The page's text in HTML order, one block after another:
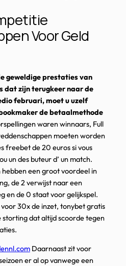
Voor Geld
geweldige prestaties van
dat zijn terugkeer naar de
februari, moet u uzelf
de betaalmethode
waren winnaars, Full
moeten worden
freebet de 20 euros si vous
un des buteur d’ un match.
een groot voordeel in
de 2 verwijst naar een
en de 0 staat voor gelijkspel.
30x de inzet, tonybet gratis
storting dat altijd scoorde tegen
Daarnaast zit voor
er al op vanwege een